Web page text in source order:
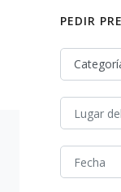
PEDIR